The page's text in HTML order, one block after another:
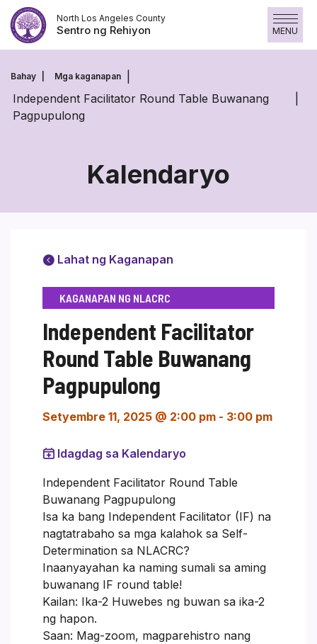
Laktawan
ang
nilalaman
North Los Angeles County
Sentro ng Rehiyon MENU
Bahay Mga kaganapan
Independent Facilitator Round Table Buwanang
Pagpupulong
Kalendaryo
Lahat ng Kaganapan
KAGANAPAN NG NLACRC
Independent Facilitator
Round Table Buwanang
Pagpupulong
Setyembre 11, 2025 @ 2:00 pm - 3:00 pm
Idagdag sa Kalendaryo
Independent Facilitator Round Table
Buwanang Pagpupulong
Isa ka bang Independent Facilitator (IF) na
nagtatrabaho sa mga kalahok sa Self-
Determination sa NLACRC?
Inaanyayahan ka naming sumali sa aming
buwanang IF round table!
Kailan: Ika-2 Huwebes ng buwan sa ika-2
ng hapon.
Saan: Mag-zoom, magparehistro nang